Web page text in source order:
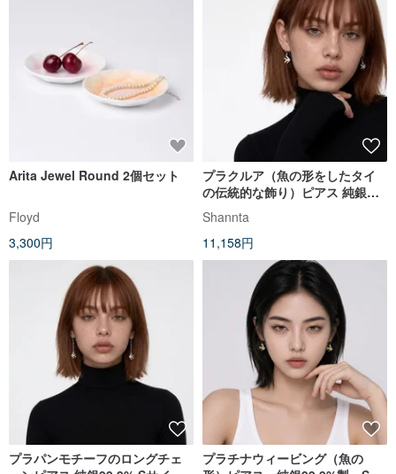
Arita Jewel Round 2個セット
Floyd
3,300円
プラクルア（魚の形をしたタイ
の伝統的な飾り）ピアス 純銀
99.9% サイズ S カラー ピュアシ
ルバー
Shannta
11,158円
プラパンモチーフのロングチェ
プラチナウィービング（魚の